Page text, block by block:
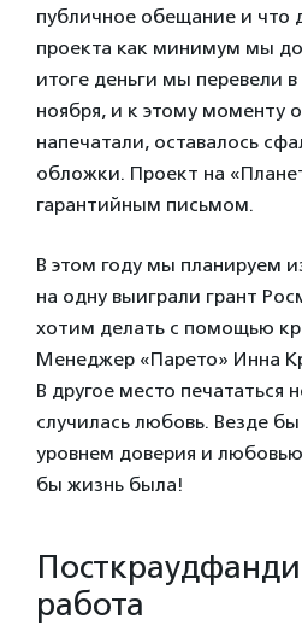
публичное обещание и что
проекта как минимум мы
итоге деньги мы перевели
ноября, и к этому моменту
напечатали, оставалось
обложки. Проект на
гарантийным письмом.
В этом году мы планируем
на одну выиграли грант
хотим делать с помощью
Менеджер «Парето» Инна
В другое место печататься
случилась любовь. Везде
уровнем доверия и
бы жизнь была!
работа